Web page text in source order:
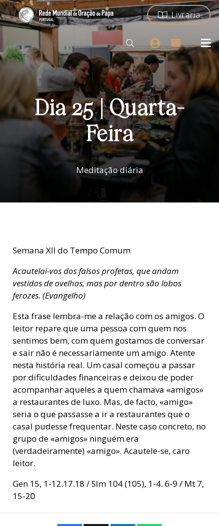
Livraria
Dia 25 | Quarta-
Feira
Meditação diária
Semana XII do Tempo Comum
Acautelai-vos dos falsos profetas, que andam
vestidos de ovelhas, mas por dentro são lobos
ferozes. (Evangelho)
Esta frase lembra-me a relação com os amigos. O
leitor repare que uma pessoa com quem nos
sentimos bem, com quem gostamos de conversar
e sair não é necessariamente um amigo. Atente
nesta história real. Um casal começou a passar
por dificuldades financeiras e deixou de poder
acompanhar aqueles a quem chamava «amigos»
a restaurantes de luxo. Mas, de facto, «amigo»
seria o que passasse a ir a restaurantes que o
casal pudesse frequentar. Neste caso concreto, no
grupo de «amigos» ninguém era
(verdadeiramente) «amigo». Acautele-se, caro
leitor.
Gen 15, 1-12.17.18 / Slm 104 (105), 1-4. 6-9 / Mt 7,
15-20